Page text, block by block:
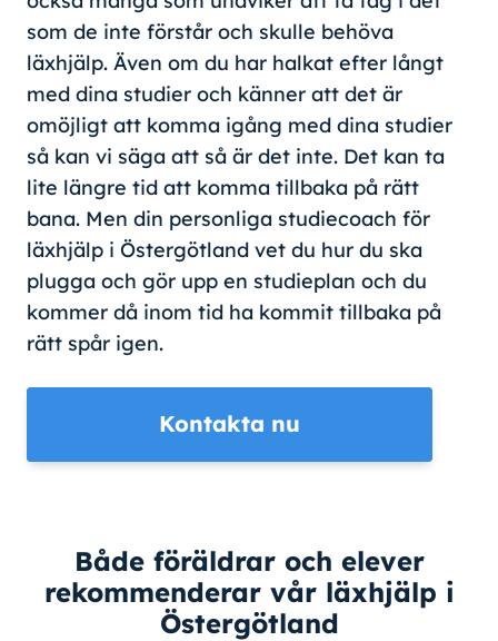
som de inte förstår och skulle behöva
läxhjälp. Även om du har halkat efter långt
med dina studier och känner att det är
omöjligt att komma igång med dina studier
så kan vi säga att så är det inte. Det kan ta
lite längre tid att komma tillbaka på rätt
bana. Men din personliga studiecoach för
läxhjälp i Östergötland vet du hur du ska
plugga och gör upp en studieplan och du
kommer då inom tid ha kommit tillbaka på
rätt spår igen.
Kontakta nu
Både föräldrar och elever
rekommenderar vår läxhjälp i
Östergötland